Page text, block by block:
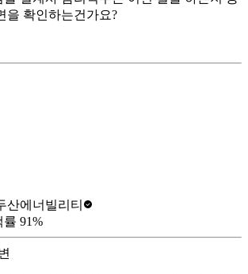
을 확인하는건가요?
산에너빌리티
률 91%